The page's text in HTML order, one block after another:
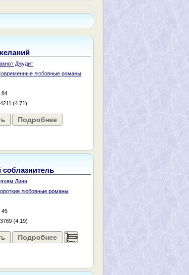
Джудит
любовные романы
84
4211 (4.71)
Подробнее
Линн
любовные романы
45
3769 (4.19)
Подробнее ......